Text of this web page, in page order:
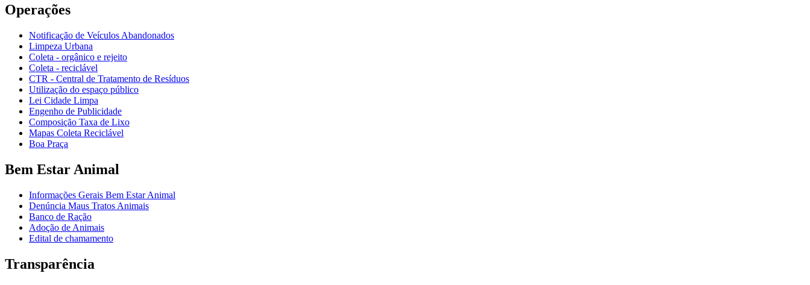
Operações
Notificação de Veículos Abandonados
Limpeza Urbana
Coleta - orgânico e rejeito
Coleta - reciclável
CTR - Central de Tratamento de Resíduos
Utilização do espaço público
Lei Cidade Limpa
Engenho de Publicidade
Composição Taxa de Lixo
Mapas Coleta Reciclável
Boa Praça
Bem Estar Animal
Informações Gerais Bem Estar Animal
Denúncia Maus Tratos Animais
Banco de Ração
Adoção de Animais
Edital de chamamento
Transparência